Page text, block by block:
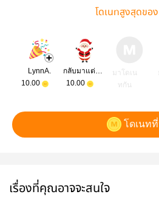
โดเนทสูงสุดขอ
LynnA.
10.00
กลับมาแต่งได้ยังไรท์
10.00
มาโดเน
ทกัน
โดเนท
เรื่องที่คุณอาจจะสนใจ